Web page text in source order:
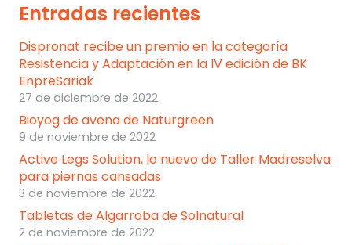
Entradas recientes
Dispronat recibe un premio en la categoría
Resistencia y Adaptación en la IV edición de BK
EnpreSariak
27 de diciembre de 2022
Bioyog de avena de Naturgreen
9 de noviembre de 2022
Active Legs Solution, lo nuevo de Taller Madreselva
para piernas cansadas
3 de noviembre de 2022
Tabletas de Algarroba de Solnatural
2 de noviembre de 2022